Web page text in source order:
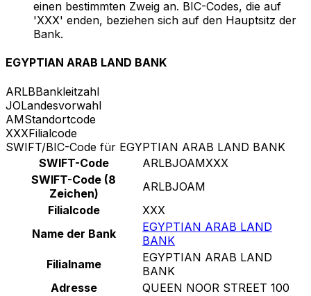
einen bestimmten Zweig an. BIC-Codes, die auf
'XXX' enden, beziehen sich auf den Hauptsitz der
Bank.
EGYPTIAN ARAB LAND BANK
ARLBBankleitzahl
JOLandesvorwahl
AMStandortcode
XXXFilialcode
SWIFT/BIC-Code für EGYPTIAN ARAB LAND BANK
SWIFT-Code
ARLBJOAMXXX
SWIFT-Code (8
Zeichen)
ARLBJOAM
Filialcode
XXX
Name der Bank
EGYPTIAN ARAB LAND
BANK
Filialname
EGYPTIAN ARAB LAND
BANK
Adresse
QUEEN NOOR STREET 100